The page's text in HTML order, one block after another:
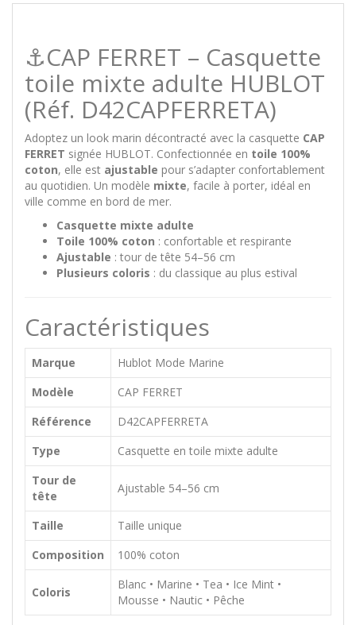
⚓CAP FERRET – Casquette
toile mixte adulte HUBLOT
(Réf. D42CAPFERRETA)
Adoptez un look marin décontracté avec la casquette CAP
FERRET signée HUBLOT. Confectionnée en toile 100%
coton, elle est ajustable pour s’adapter confortablement
au quotidien. Un modèle mixte, facile à porter, idéal en
ville comme en bord de mer.
Casquette mixte adulte
Toile 100% coton : confortable et respirante
Ajustable : tour de tête 54–56 cm
Plusieurs coloris : du classique au plus estival
Caractéristiques
Marque
Hublot Mode Marine
Modèle
CAP FERRET
Référence
D42CAPFERRETA
Type
Casquette en toile mixte adulte
Tour de
tête
Ajustable 54–56 cm
Taille
Taille unique
Composition
100% coton
Coloris
Blanc • Marine • Tea • Ice Mint •
Mousse • Nautic • Pêche